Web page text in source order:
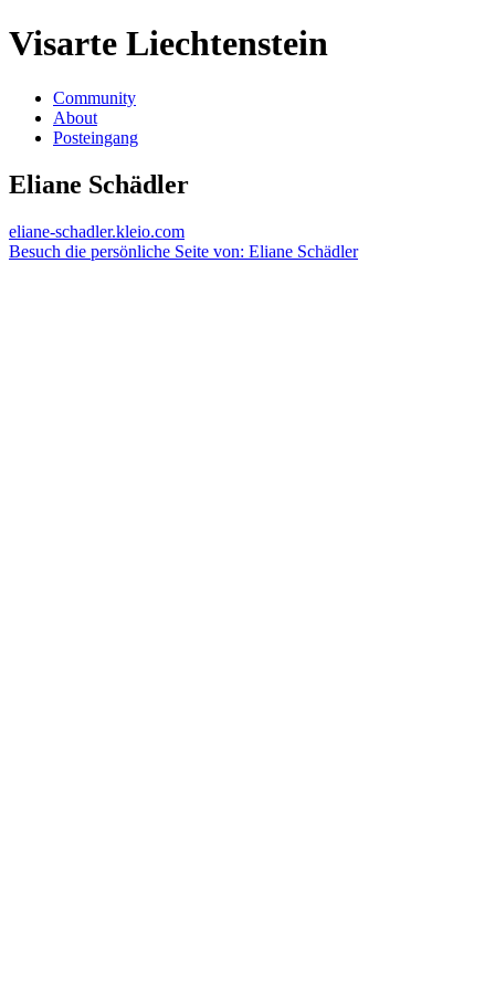
Visarte Liechtenstein
Community
About
Posteingang
Eliane Schädler
eliane-schadler.kleio.com
Besuch die persönliche Seite von: Eliane Schädler